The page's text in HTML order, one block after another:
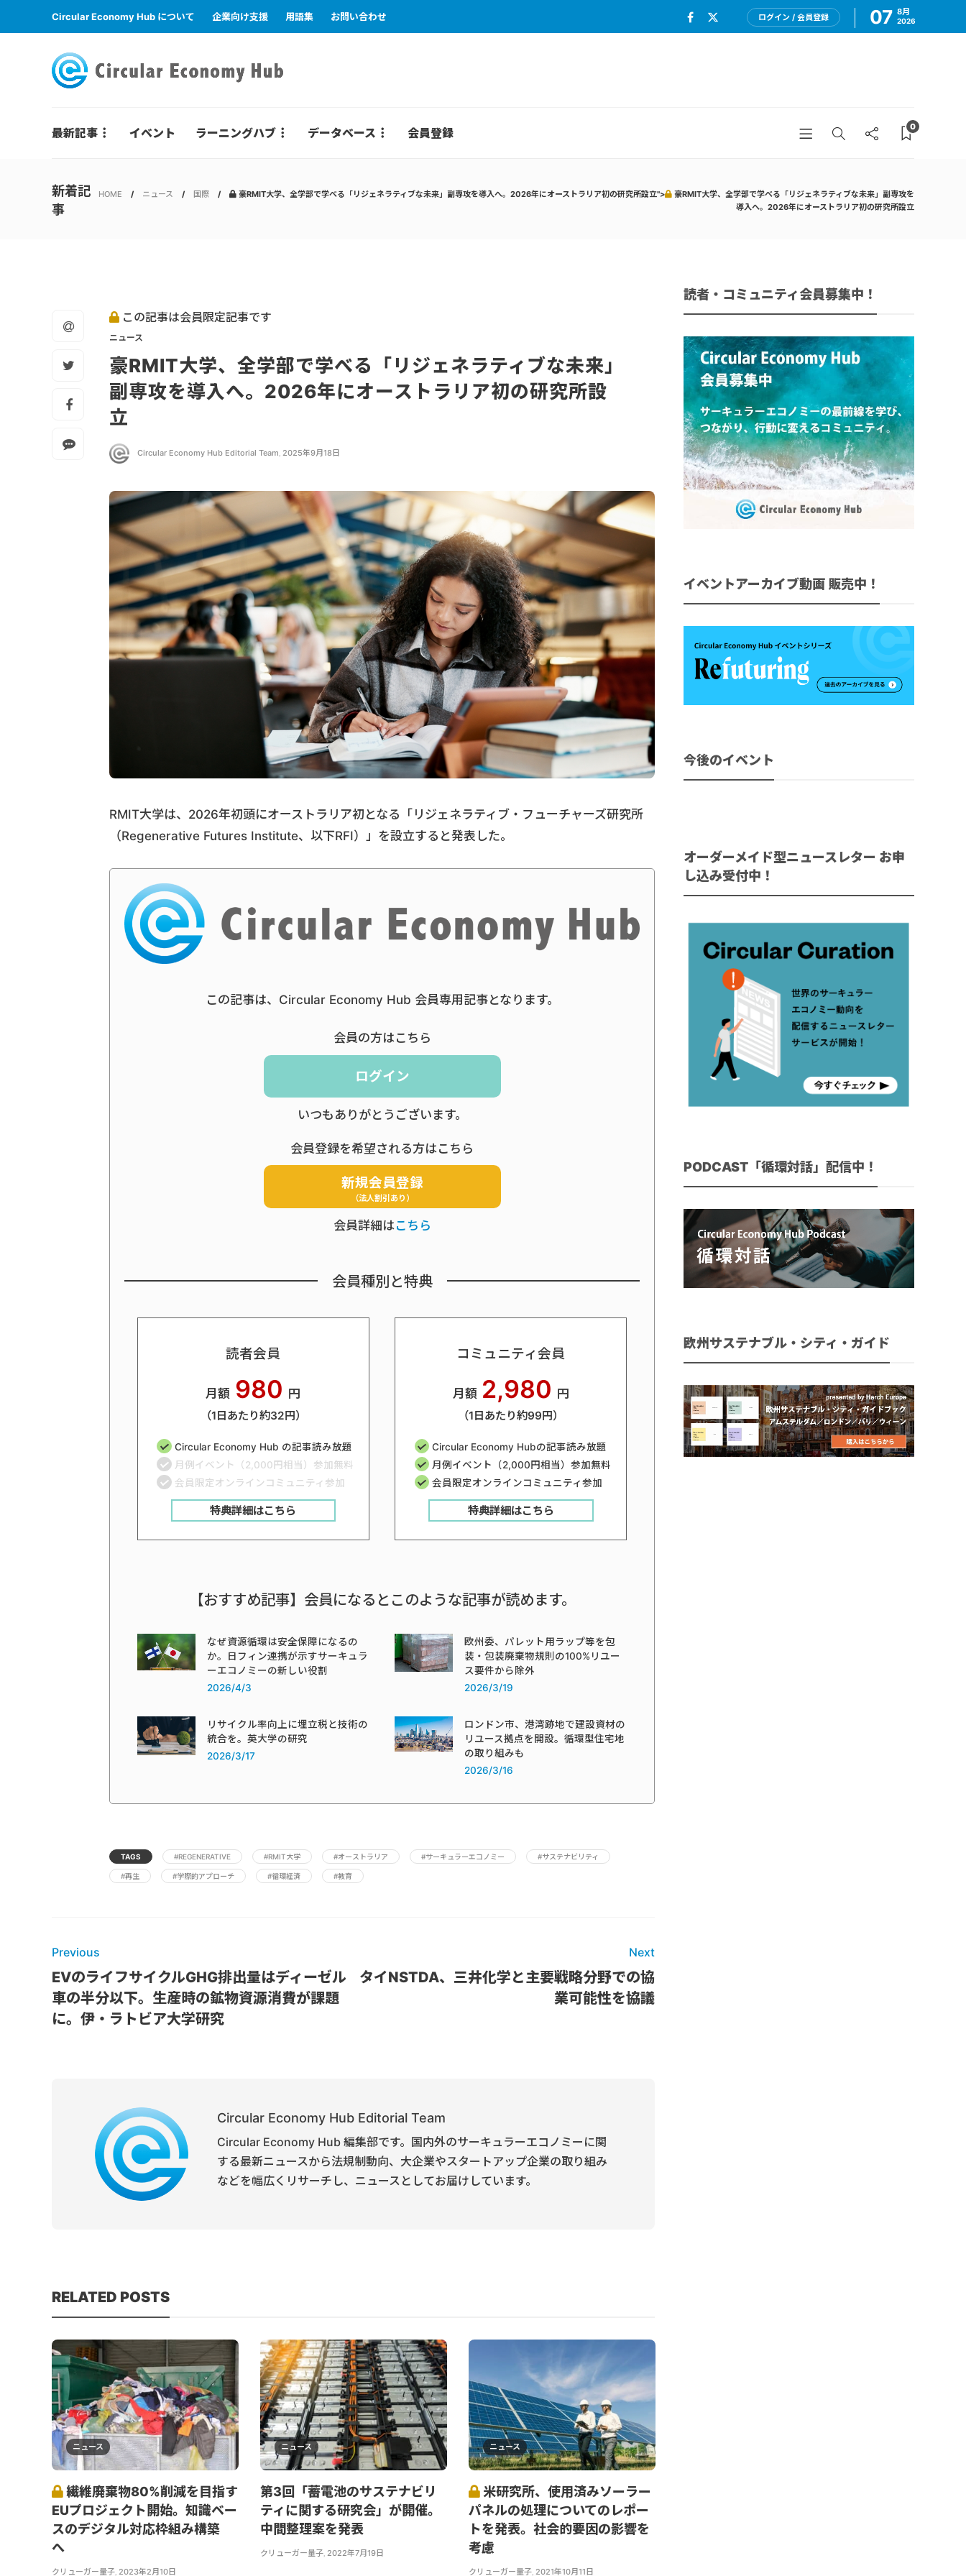
Circular Economy Hub について 企業向け支援 用語集 お問い合わせ ログイン / 会員登録 07 8月
2026
最新記事 イベント ラーニングハブ データベース 会員登録 0
新着記
事
HOME ニュース 国際 豪RMIT大学、全学部で学べる「リジェネラティブな未来」副専攻を導入へ。2026年にオーストラリア初の研究所設立">
豪RMIT大学、全学部で学べる「リジェネラティブな未来」副専攻を
導入へ。2026年にオーストラリア初の研究所設立
この記事は会員限定記事です
ニュース
豪RMIT大学、全学部で学べる「リジェネラティブな未来」
副専攻を導入へ。2026年にオーストラリア初の研究所設
立
Circular Economy Hub Editorial Team, 2025年9月18日
RMIT大学は、2026年初頭にオーストラリア初となる「リジェネラティブ・フューチャーズ研究所
（Regenerative Futures Institute、以下RFI）」を設立すると発表した。
この記事は、Circular Economy Hub 会員専用記事となります。
会員の方はこちら
ログイン
いつもありがとうございます。
会員登録を希望される方はこちら
新規会員登録
（法人割引あり）
会員詳細はこちら
会員種別と特典
読者会員
月額 980 円
（1日あたり約32円）
Circular Economy Hub の記事読み放題
月例イベント（2,000円相当）参加無料
会員限定オンラインコミュニティ参加
特典詳細はこちら
コミュニティ会員
月額 2,980 円
（1日あたり約99円）
Circular Economy Hubの記事読み放題
月例イベント（2,000円相当）参加無料
会員限定オンラインコミュニティ参加
特典詳細はこちら
【おすすめ記事】会員になるとこのような記事が読めます。
なぜ資源循環は安全保障になるの
か。日フィン連携が示すサーキュラ
ーエコノミーの新しい役割
2026/4/3
欧州委、パレット用ラップ等を包
装・包装廃棄物規則の100%リユー
ス要件から除外
2026/3/19
リサイクル率向上に埋立税と技術の
統合を。英大学の研究
2026/3/17
ロンドン市、港湾跡地で建設資材の
リユース拠点を開設。循環型住宅地
の取り組みも
2026/3/16
TAGS #REGENERATIVE #RMIT大学 #オーストラリア #サーキュラーエコノミー #サステナビリティ
#再生 #学際的アプローチ #循環経済 #教育
Previous
EVのライフサイクルGHG排出量はディーゼル
車の半分以下。生産時の鉱物資源消費が課題
に。伊・ラトビア大学研究
Next
タイNSTDA、三井化学と主要戦略分野での協
業可能性を協議
Circular Economy Hub Editorial Team
Circular Economy Hub 編集部です。国内外のサーキュラーエコノミーに関
する最新ニュースから法規制動向、大企業やスタートアップ企業の取り組み
などを幅広くリサーチし、ニュースとしてお届けしています。
RELATED POSTS
ニュース
繊維廃棄物80%削減を目指す
EUプロジェクト開始。知識ベー
スのデジタル対応枠組み構築
へ
クリューガー量子, 2023年2月10日
ニュース
第3回「蓄電池のサステナビリ
ティに関する研究会」が開催。
中間整理案を発表
クリューガー量子, 2022年7月19日
ニュース
米研究所、使用済みソーラー
パネルの処理についてのレポー
トを発表。社会的要因の影響を
考慮
クリューガー量子, 2021年10月11日
読者・コミュニティ会員募集中！
イベントアーカイブ動画 販売中！
今後のイベント
オーダーメイド型ニュースレター お申
し込み受付中！
PODCAST「循環対話」配信中！
欧州サステナブル・シティ・ガイド